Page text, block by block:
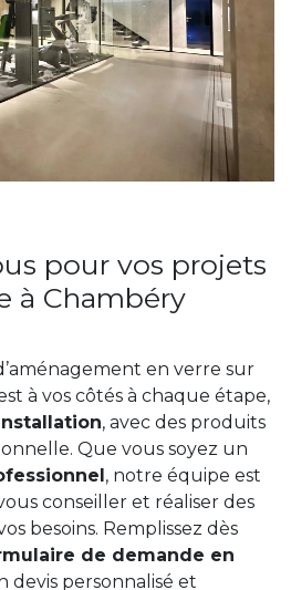
pour vos projets
à Chambéry
en verre sur
à vos côtés à chaque étape,
, avec des produits
Que vous soyez un
, notre équipe est
conseiller et réaliser des
besoins. Remplissez dès
de demande en
devis personnalisé et